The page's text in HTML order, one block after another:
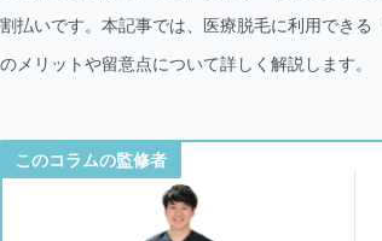
割払いです。本記事では、医療脱毛に利用でき
のメリットや留意点について詳しく解説します。
このコラムの監修者